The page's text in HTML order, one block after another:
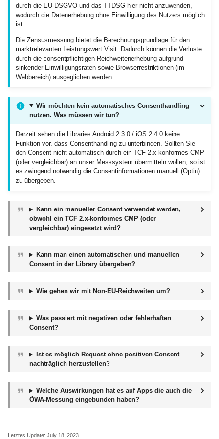
durch die EU-DSGVO und das TTDSG hier nicht anzuwenden,
wodurch die Datenerhebung ohne Einwilligung des Nutzers möglich
ist.
Die Zensusmessung bietet die Berechnungsgrundlage für den
marktrelevanten Leistungswert Visit. Dadurch können die Verluste
durch die consentpflichtigen Reichweitenerhebung aufgrund
sinkender Einwilligungsraten sowie Browserrestriktionen (im
Webbereich) ausgeglichen werden.
Wir möchten kein automatisches Consenthandling
nutzen. Was müssen wir tun?
Derzeit sehen die Libraries Android 2.3.0 / iOS 2.4.0 keine
Funktion vor, dass Consenthandling zu unterbinden. Sollten Sie
den Consent nicht automatisch durch ein TCF 2.x-konformes CMP
(oder vergleichbar) an unser Messsystem übermitteln wollen, so ist
es zwingend notwendig die Consentinformationen manuell (Optin)
zu übergeben.
Kann ein manueller Consent verwendet werden,
obwohl ein TCF 2.x-konformes CMP (oder
vergleichbar) eingesetzt wird?
Kann man einen automatischen und manuellen
Consent in der Library übergeben?
Wie gehen wir mit Non-EU-Reichweiten um?
Was passiert mit negativen oder fehlerhaften
Consent?
Ist es möglich Request ohne positiven Consent
nachträglich herzustellen?
Welche Auswirkungen hat es auf Apps die auch die
ÖWA-Messung eingebunden haben?
Letztes Update: July 18, 2023